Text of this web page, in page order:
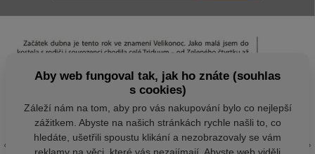
Aby web fungoval tak, jak ho znáte (souhlas
s cookies)
Záleží nám na tom, aby pro vás nakupování bylo co nejlepší
zážitkem. Abyste na našich stránkách rychle našli to, co
hledáte, ušetřili spoustu klikání a nezobrazovaly se vám
reklamy na věci, které vás nezajímají. Abyste web viděli